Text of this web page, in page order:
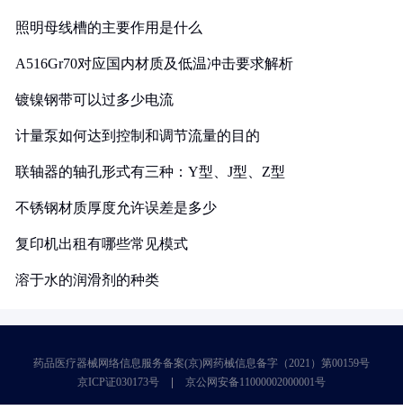
照明母线槽的主要作用是什么
A516Gr70对应国内材质及低温冲击要求解析
镀镍钢带可以过多少电流
计量泵如何达到控制和调节流量的目的
联轴器的轴孔形式有三种：Y型、J型、Z型
不锈钢材质厚度允许误差是多少
复印机出租有哪些常见模式
溶于水的润滑剂的种类
药品医疗器械网络信息服务备案(京)网药械信息备字（2021）第00159号
京ICP证030173号
京公网安备11000002000001号